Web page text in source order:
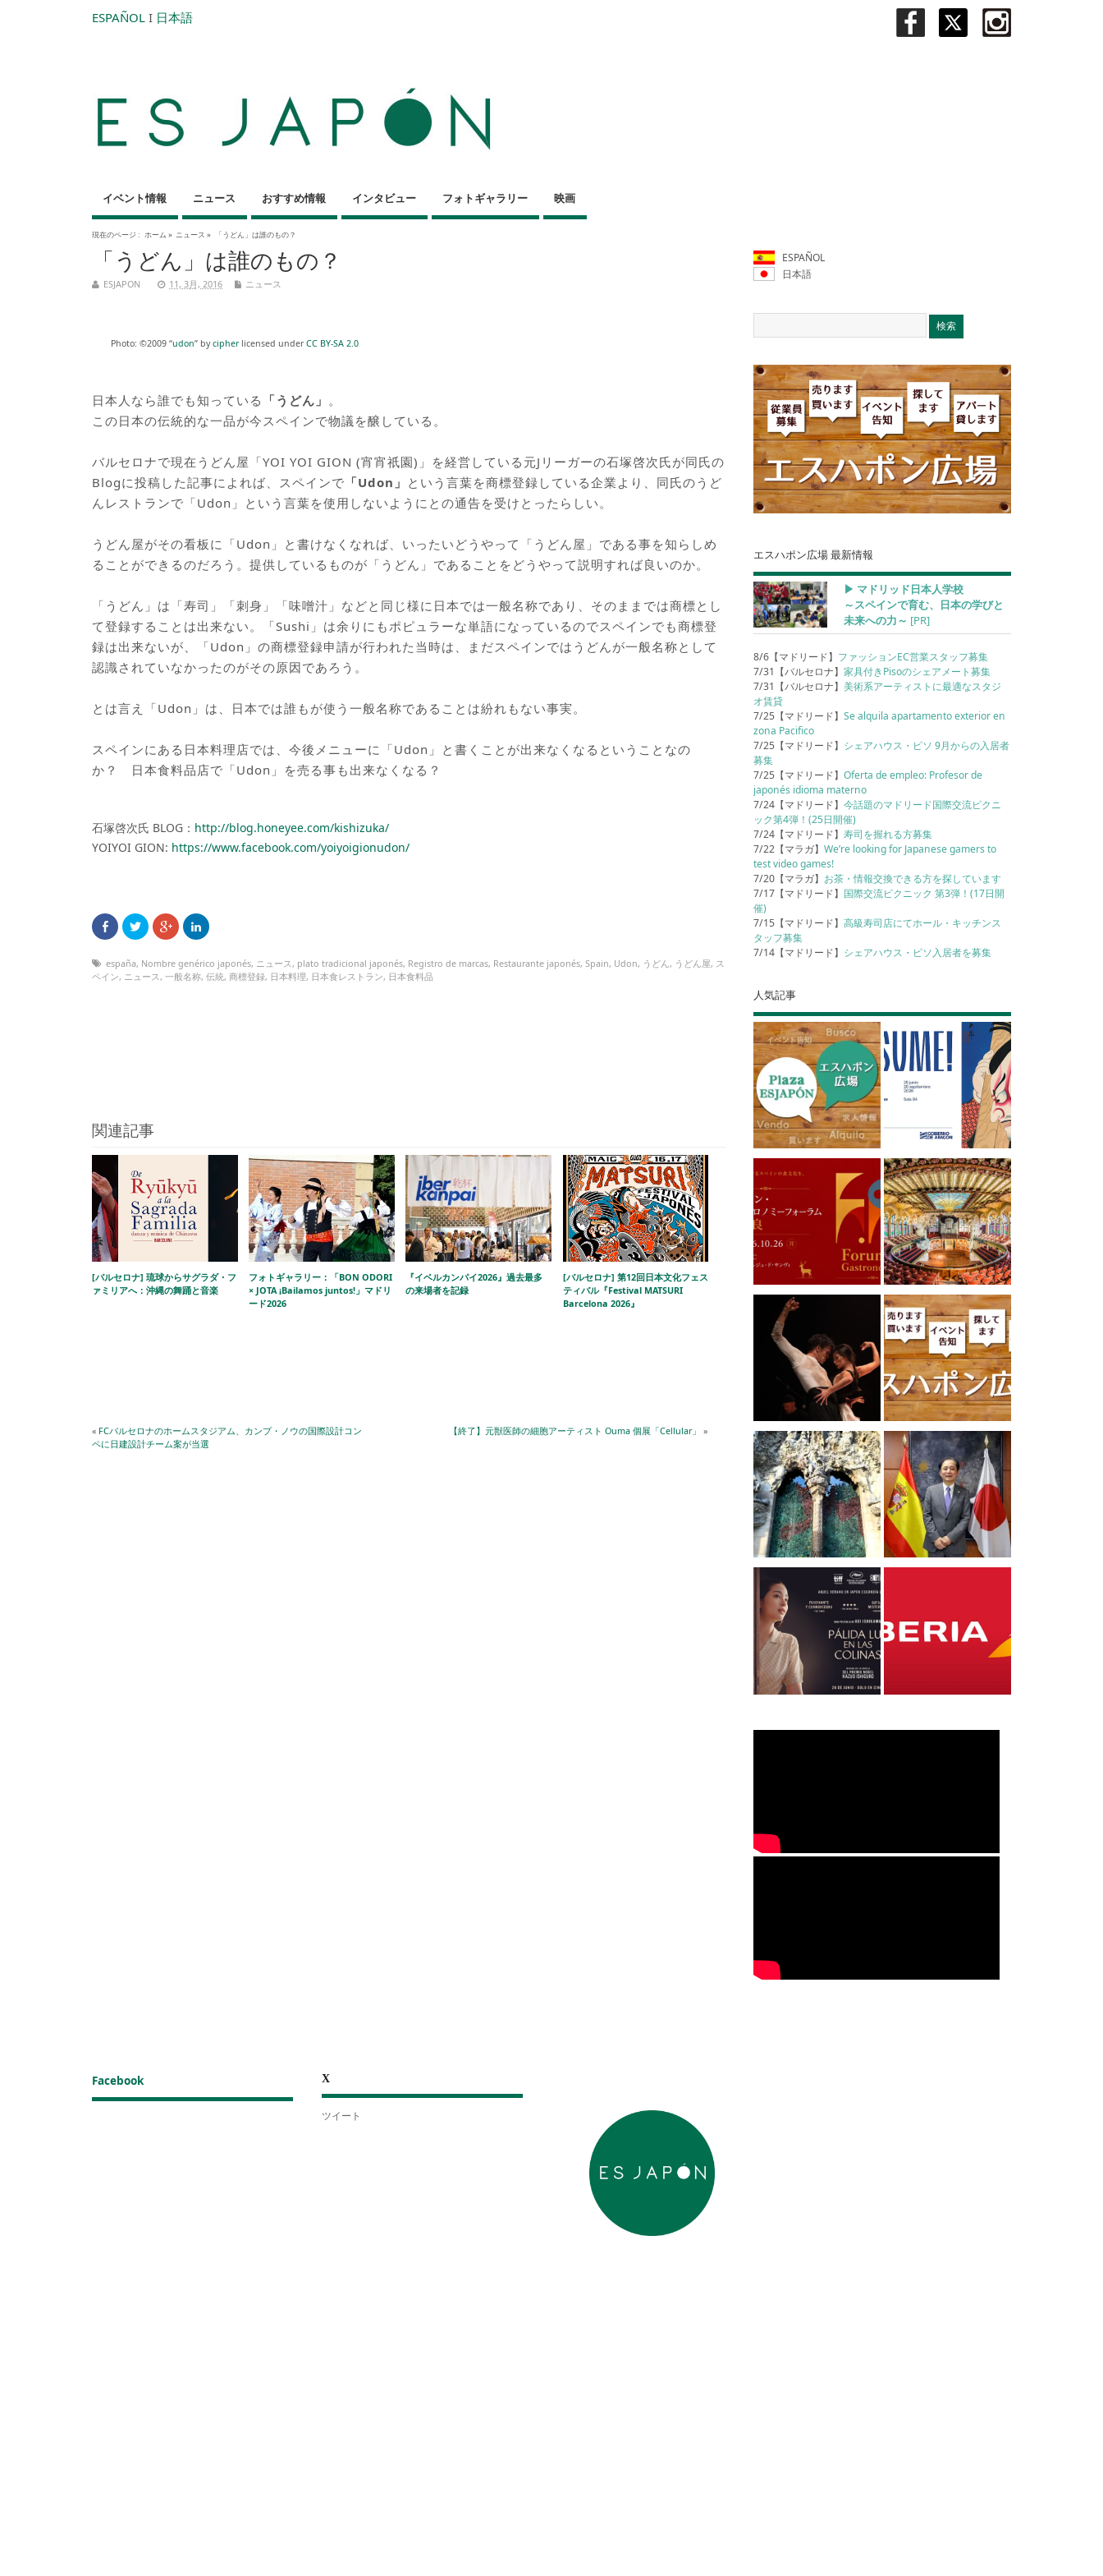
ESPAÑOL I 日本語
イベント情報 ニュース おすすめ情報 インタビュー フォトギャラリー 映画
現在のページ : ホーム » ニュース » 「うどん」は誰のもの？
「うどん」は誰のもの？
ESJAPON 11, 3月, 2016 ニュース
Photo: ©2009 “udon” bycipherlicensed underCC BY-SA 2.0
日本人なら誰でも知っている 「うどん」 。
この日本の伝統的な一品が今スペインで物議を醸している。
バルセロナで現在うどん屋「YOI YOI GION (宵宵祇園)」を経営している元Jリーガーの石塚啓次氏が同氏の
Blogに投稿した記事によれば、スペインで 「Udon」 という言葉を商標登録している企業より、同氏のうど
んレストランで「Udon」という言葉を使用しないようにとの通告を受けとったらしい。
うどん屋がその看板に「Udon」と書けなくなれば、いったいどうやって「うどん屋」である事を知らしめ
ることができるのだろう。提供しているものが「うどん」であることをどうやって説明すれば良いのか。
「うどん」は「寿司」「刺身」「味噌汁」などと同じ様に日本では一般名称であり、そのままでは商標とし
て登録することは出来ない。「Sushi」は余りにもポピュラーな単語になっているのでスペインでも商標登
録は出来ないが、「Udon」の商標登録申請が行われた当時は、まだスペインではうどんが一般名称として
認識されていなかったのがその原因であろう。
とは言え「Udon」は、日本では誰もが使う一般名称であることは紛れもない事実。
スペインにある日本料理店では、今後メニューに「Udon」と書くことが出来なくなるということなの
か？ 日本食料品店で「Udon」を売る事も出来なくなる？
石塚啓次氏 BLOG： http://blog.honeyee.com/kishizuka/
YOIYOI GION: https://www.facebook.com/yoiyoigionudon/
españa, Nombre genérico japonés, ニュース , plato tradicional japonés, Registro de marcas, Restaurante japonés, Spain, Udon, うどん , うどん屋, ス
ペイン, ニュース , 一般名称, 伝統, 商標登録, 日本料理, 日本食レストラン, 日本食料品
関連記事
[バルセロナ] 琉球からサグラダ・フ
ァミリアへ：沖縄の舞踊と音楽
フォトギャラリー：「BON ODORI
× JOTA ¡Bailamos juntos!」マドリ
ード2026
『イベルカンパイ2026』過去最多
の来場者を記録
[バルセロナ] 第12回日本文化フェス
ティバル『Festival MATSURI
Barcelona 2026』
« FCバルセロナのホームスタジアム、カンプ・ノウの国際設計コン
ペに日建設計チーム案が当選
【終了】元獣医師の細胞アーティスト Ouma 個展「Cellular」 »
ESPAÑOL
日本語
エスハポン広場 最新情報
▶︎ マドリッド日本人学校
～スペインで育む、日本の学びと
未来への力～ [PR]
8/6【マドリード】 ファッションEC営業スタッフ募集
7/31【バルセロナ】家具付きPisoのシェアメート募集
7/31【バルセロナ】美術系アーティストに最適なスタジ
オ賃貸
7/25【マドリード】Se alquila apartamento exterior en
zona Pacifico
7/25【マドリード】 シェアハウス・ピソ 9月からの入居者
募集
7/25【マドリード】Oferta de empleo: Profesor de
japonés idioma materno
7/24【マドリード】今話題のマドリード国際交流ピクニ
ック第4弾！(25日開催)
7/24【マドリード】寿司を握れる方募集
7/22【マラガ】We’re looking for Japanese gamers to
test video games!
7/20【マラガ】 お茶・情報交換できる方を探しています
7/17【マドリード】 国際交流ピクニック 第3弾！(17日開
催)
7/15【マドリード】高級寿司店にてホール・キッチンス
タッフ募集
7/14【マドリード】 シェアハウス・ピソ入居者を募集
人気記事
Facebook X
ツイート